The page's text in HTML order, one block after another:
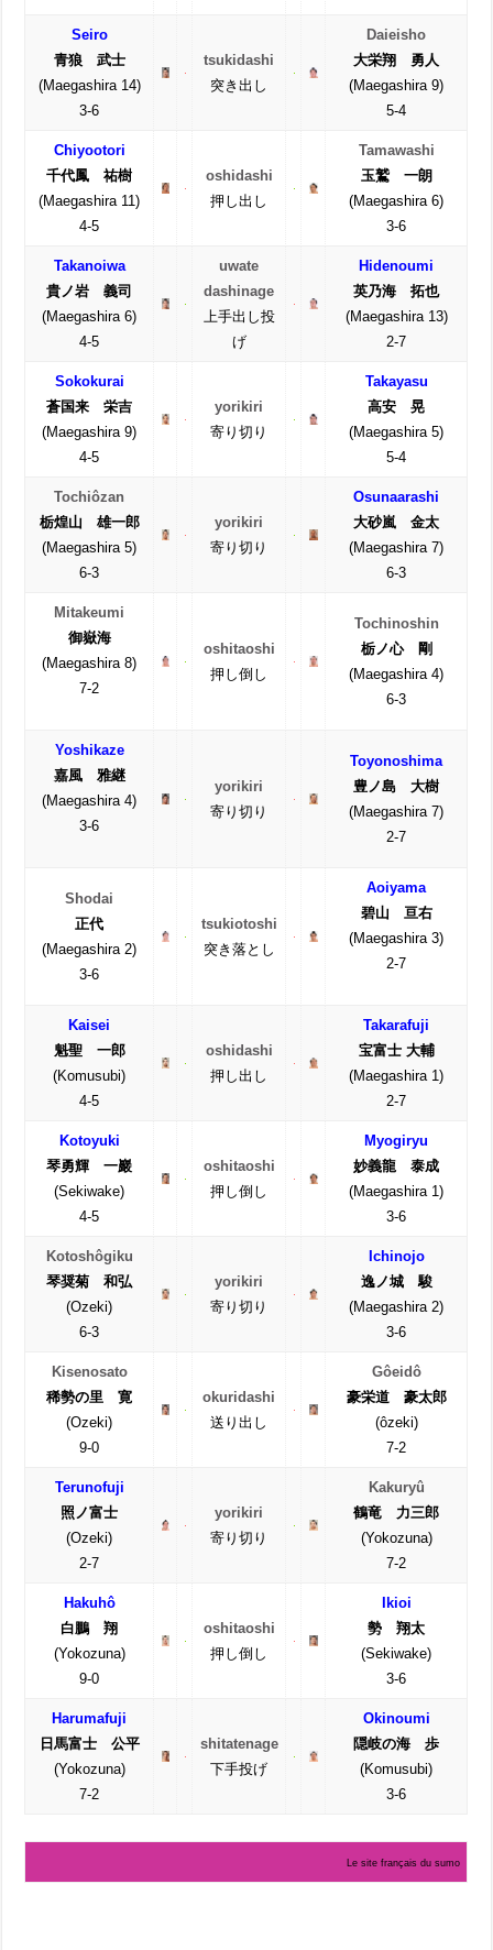
Seiro
青狼 武士
(Maegashira 14)
3-6
tsukidashi
突き出し
Daieisho
大栄翔 勇人
(Maegashira 9)
5-4
Chiyootori
千代鳳 祐樹
(Maegashira 11)
4-5
oshidashi
押し出し
Tamawashi
玉鷲 一朗
(Maegashira 6)
3-6
Takanoiwa
貴ノ岩 義司
(Maegashira 6)
4-5
uwate
dashinage
上手出し投
げ
Hidenoumi
英乃海 拓也
(Maegashira 13)
2-7
Sokokurai
蒼国来 栄吉
(Maegashira 9)
4-5
yorikiri
寄り切り
Takayasu
高安 晃
(Maegashira 5)
5-4
Tochiôzan
栃煌山 雄一郎
(Maegashira 5)
6-3
yorikiri
寄り切り
Osunaarashi
大砂嵐 金太
(Maegashira 7)
6-3
Mitakeumi
御嶽海
(Maegashira 8)
7-2
oshitaoshi
押し倒し
Tochinoshin
栃ノ心 剛
(Maegashira 4)
6-3
Yoshikaze
嘉風 雅継
(Maegashira 4)
3-6
yorikiri
寄り切り
Toyonoshima
豊ノ島 大樹
(Maegashira 7)
2-7
Shodai
正代
(Maegashira 2)
3-6
tsukiotoshi
突き落とし
Aoiyama
碧山 亘右
(Maegashira 3)
2-7
Kaisei
魁聖 一郎
(Komusubi)
4-5
oshidashi
押し出し
Takarafuji
宝富士 大輔
(Maegashira 1)
2-7
Kotoyuki
琴勇輝 一巖
(Sekiwake)
4-5
oshitaoshi
押し倒し
Myogiryu
妙義龍 泰成
(Maegashira 1)
3-6
Kotoshôgiku
琴奨菊 和弘
(Ozeki)
6-3
yorikiri
寄り切り
Ichinojo
逸ノ城 駿
(Maegashira 2)
3-6
Kisenosato
稀勢の里 寛
(Ozeki)
9-0
okuridashi
送り出し
Gôeidô
豪栄道 豪太郎
(ôzeki)
7-2
Terunofuji
照ノ富士
(Ozeki)
2-7
yorikiri
寄り切り
Kakuryû
鶴竜 力三郎
(Yokozuna)
7-2
Hakuhô
白鵬 翔
(Yokozuna)
9-0
oshitaoshi
押し倒し
Ikioi
勢 翔太
(Sekiwake)
3-6
Harumafuji
日馬富士 公平
(Yokozuna)
7-2
shitatenage
下手投げ
Okinoumi
隠岐の海 歩
(Komusubi)
3-6
Le site français du sumo